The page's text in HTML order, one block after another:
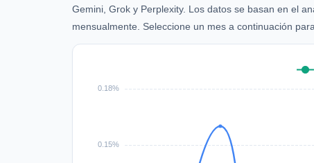
Gemini, Grok y Perplexity. Los datos se basan en el
mensualmente. Seleccione un mes a continuación